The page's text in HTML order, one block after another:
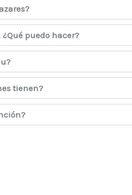
puedo hacer?
tienen?